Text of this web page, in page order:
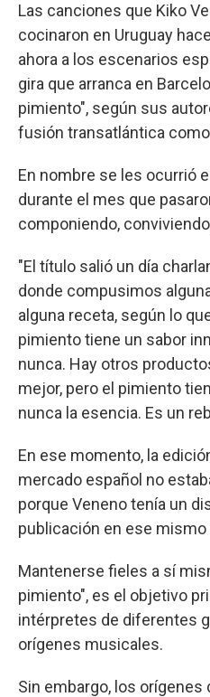
Las canciones que Kiko
cocinaron en Uruguay
ahora a los escenarios
gira que arranca en
pimiento", según sus
fusión transatlántica
En nombre se les ocurrió
durante el mes que
componiendo,
"El título salió un día
donde compusimos
alguna receta, según lo
pimiento tiene un sabor
nunca. Hay otros
mejor, pero el pimiento
nunca la esencia. Es un
En ese momento, la
mercado español no
porque Veneno tenía un
publicación en ese mismo
Mantenerse fieles a sí
pimiento", es el objetivo
intérpretes de diferentes
orígenes musicales.
Sin embargo, los orígenes